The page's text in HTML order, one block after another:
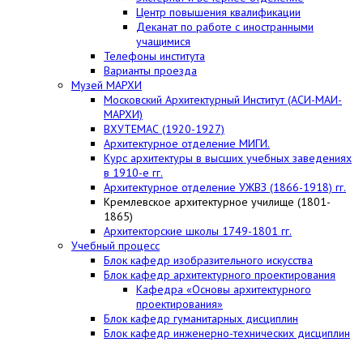
Центр повышения квалификации
Деканат по работе с иностранными
учащимися
Телефоны института
Варианты проезда
Музей МАРХИ
Московский Архитектурный Институт (АСИ-МАИ-
МАРХИ)
ВХУТЕМАС (1920-1927)
Архитектурное отделение МИГИ.
Курс архитектуры в высших учебных заведениях
в 1910-е гг.
Архитектурное отделение УЖВЗ (1866-1918) гг.
Кремлевское архитектурное училище (1801-
1865)
Архитекторские школы 1749-1801 гг.
Учебный процесс
Блок кафедр изобразительного искусства
Блок кафедр архитектурного проектирования
Кафедра «Основы архитектурного
проектирования»
Блок кафедр гуманитарных дисциплин
Блок кафедр инженерно-технических дисциплин